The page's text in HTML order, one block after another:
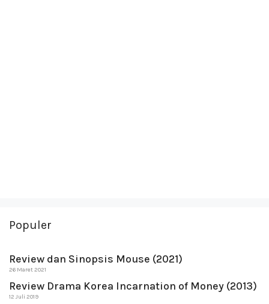
Populer
Review dan Sinopsis Mouse (2021)
26 Maret 2021
Review Drama Korea Incarnation of Money (2013)
12 Juli 2019